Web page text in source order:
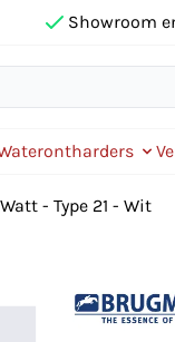
Showroom
- Type 21 - Wit